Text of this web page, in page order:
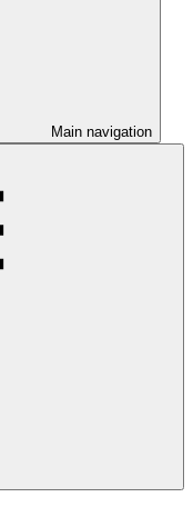
Main navigation